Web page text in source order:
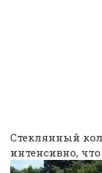
Стеклянный
интенсивно,